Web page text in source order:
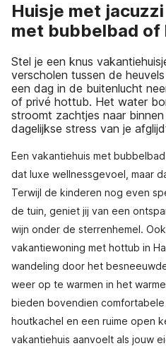
Huisje met
met bubbelbad of
Stel je een knus
verscholen tussen de
een dag in de buitenlucht
of privé hottub. Het water
stroomt zachtjes naar
dagelijkse stress van je
Een vakantiehuis met
dat luxe wellnessgevoel, maar
Terwijl de kinderen nog even
de tuin, geniet jij van een
wijn onder de sterrenhemel.
vakantiewoning met hottub in
wandeling door het
weer op te warmen in het
bieden bovendien
houtkachel en een ruime open
vakantiehuis aanvoelt als jouw